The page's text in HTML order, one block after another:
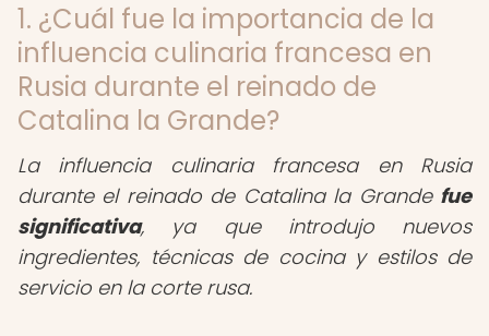
1. ¿Cuál fue la importancia de la
influencia culinaria francesa en
Rusia durante el reinado de
Catalina la Grande?
La influencia culinaria francesa en Rusia
durante el reinado de Catalina la Grande fue
significativa, ya que introdujo nuevos
ingredientes, técnicas de cocina y estilos de
servicio en la corte rusa.